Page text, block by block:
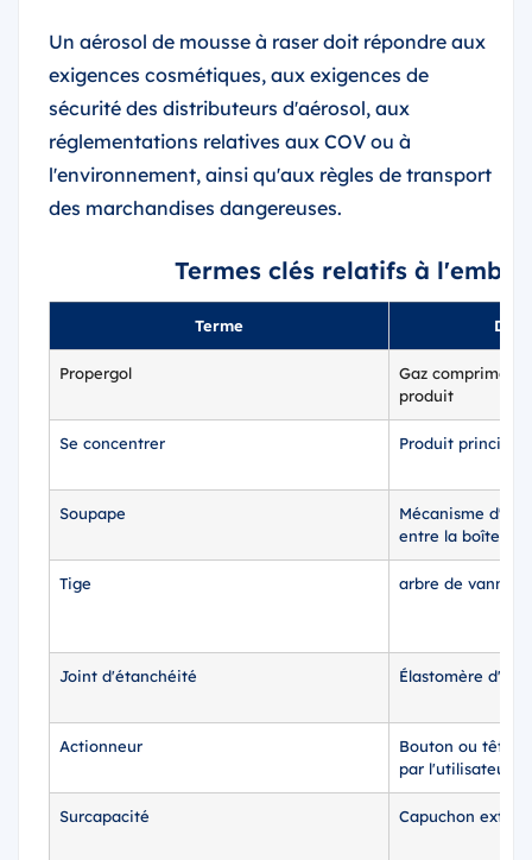
Un aérosol de mousse à raser doit répondre aux
exigences cosmétiques, aux exigences de
sécurité des distributeurs d'aérosol, aux
réglementations relatives aux COV ou à
l'environnement, ainsi qu'aux règles de transport
des marchandises dangereuses.
Termes clés relatifs à
Terme
Propergol
Gaz comprimé
produit
Se concentrer Produit principal
Soupape
Mécanisme
entre la boîte et
Tige arbre de vanne
Joint d'étanchéité Élastomère
Actionneur
Bouton ou tête
par l'utilisateur
Surcapacité Capuchon